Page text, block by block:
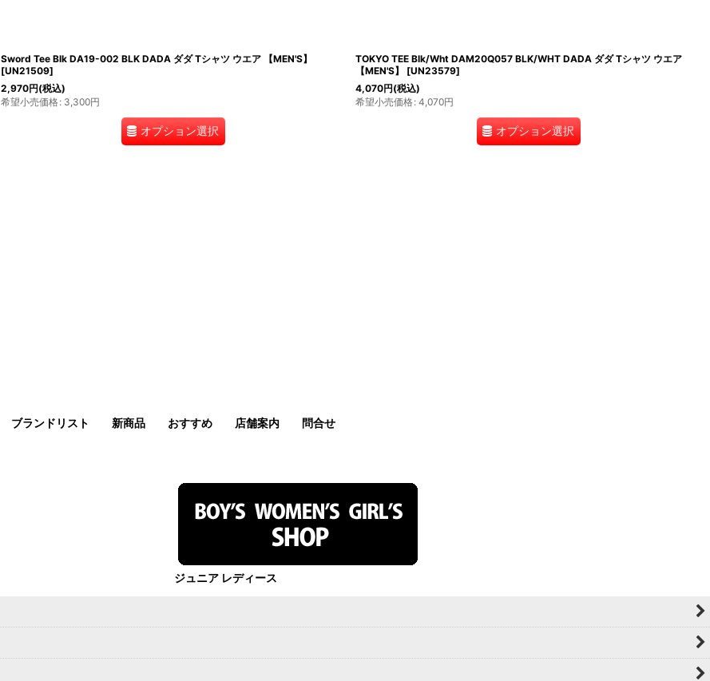
Sword Tee Blk DA19-002 BLK DADA ダダ Tシャツ ウエア 【MEN'S】
[UN21509]
2,970円(税込)
希望小売価格: 3,300円
オプション選択
TOKYO TEE Blk/Wht DAM20Q057 BLK/WHT DADA ダダ Tシャツ ウエア
【MEN'S】
[UN23579]
4,070円(税込)
希望小売価格: 4,070円
オプション選択
ブランドリスト 新商品 おすすめ 店舗案内 問合せ
ジュニア レディース